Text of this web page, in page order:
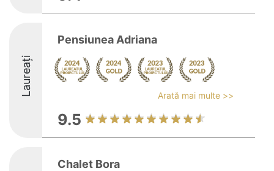
Laureați
Pensiunea Adriana
Arată mai multe >>
9.5
Chalet Bora